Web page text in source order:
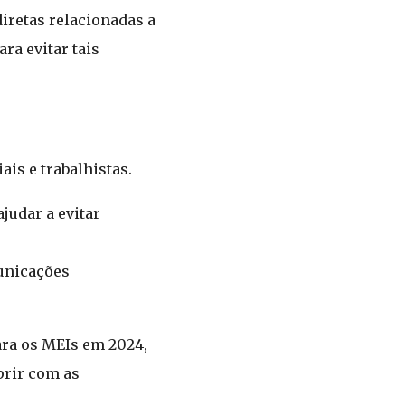
relacionadas a
evitar tais
e trabalhistas.
a evitar
os MEIs em 2024,
com as